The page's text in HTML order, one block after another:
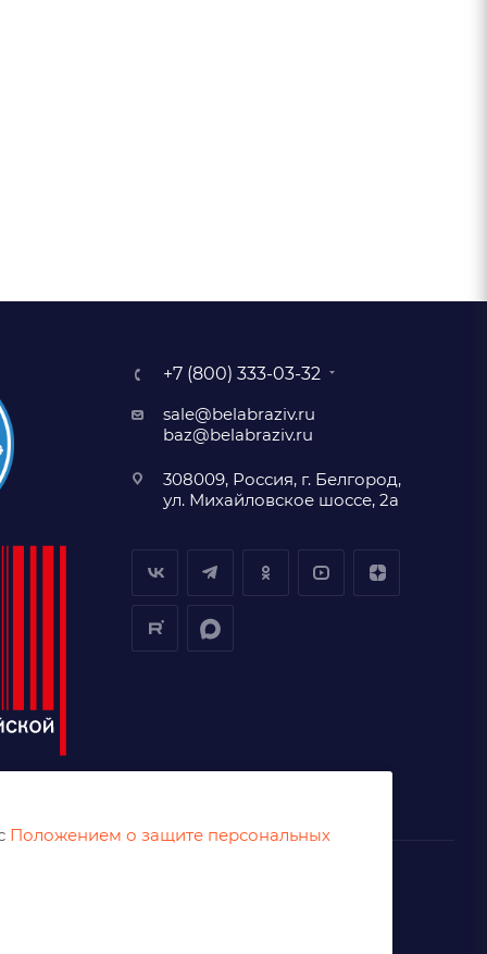
+7 (800) 333-03-32
sale@belabraziv.ru
baz@belabraziv.ru
308009, Россия, г. Белгород,
ул. Михайловское шоссе, 2а
Положением о защите персональных